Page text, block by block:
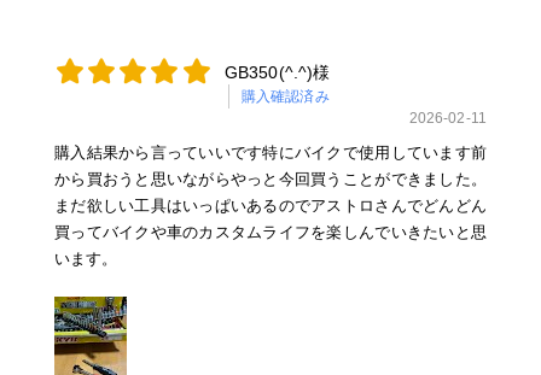
GB350(^.^)様
購入確認済み
2026-02-11
購入結果から言っていいです特にバイクで使用しています前
から買おうと思いながらやっと今回買うことができました。
まだ欲しい工具はいっぱいあるのでアストロさんでどんどん
買ってバイクや車のカスタムライフを楽しんでいきたいと思
います。